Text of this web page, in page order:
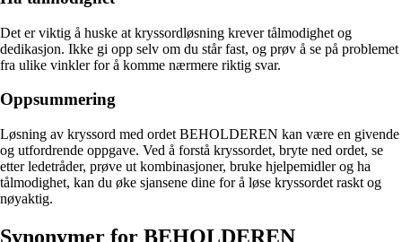
Det er viktig å huske at kryssordløsning krever tålmodighet og
dedikasjon. Ikke gi opp selv om du står fast, og prøv å se på problemet
fra ulike vinkler for å komme nærmere riktig svar.
Oppsummering
Løsning av kryssord med ordet BEHOLDEREN kan være en givende
og utfordrende oppgave. Ved å forstå kryssordet, bryte ned ordet, se
etter ledetråder, prøve ut kombinasjoner, bruke hjelpemidler og ha
tålmodighet, kan du øke sjansene dine for å løse kryssordet raskt og
nøyaktig.
Synonymer for BEHOLDEREN